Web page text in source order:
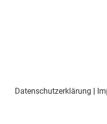
Datenschutzerklärung |